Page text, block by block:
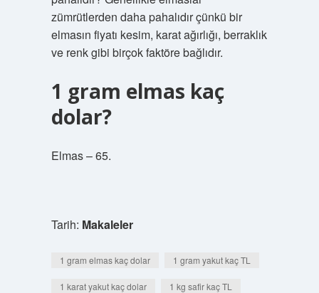
zümrütlerden daha pahalıdır çünkü bir
elmasın fiyatı kesim, karat ağırlığı, berraklık
ve renk gibi birçok faktöre bağlıdır.
1 gram elmas kaç
dolar?
Elmas – 65.
Tarih: Makaleler
1 gram elmas kaç dolar 1 gram yakut kaç TL
1 karat yakut kaç dolar 1 kg safir kaç TL